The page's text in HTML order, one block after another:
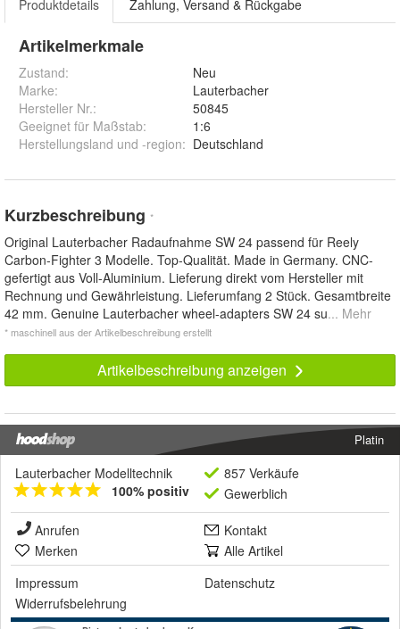
Produktdetails Zahlung, Versand & Rückgabe
Artikelmerkmale
Zustand:
Neu
Marke:
Lauterbacher
Hersteller Nr.:
50845
Geeignet für Maßstab:
1:6
Herstellungsland und -region: Deutschland
Kurzbeschreibung *
Original Lauterbacher Radaufnahme SW 24 passend für Reely
Carbon-Fighter 3 Modelle. Top-Qualität. Made in Germany. CNC-
gefertigt aus Voll-Aluminium. Lieferung direkt vom Hersteller mit
Rechnung und Gewährleistung. Lieferumfang 2 Stück. Gesamtbreite
42 mm. Genuine Lauterbacher wheel-adapters SW 24 su... Mehr
* maschinell aus der Artikelbeschreibung erstellt
Artikelbeschreibung anzeigen
Platin
Lauterbacher Modelltechnik
100% positiv
857 Verkäufe
Gewerblich
Anrufen
Kontakt
Merken
Alle Artikel
Impressum
Datenschutz
Widerrufsbelehrung